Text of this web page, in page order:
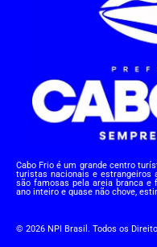
Cabo Frio é um grande centro
turistas nacionais e estrangeiros
são famosas pela areia branca
ano inteiro e quase não chove,
© 2026 NPI Brasil. Todos os